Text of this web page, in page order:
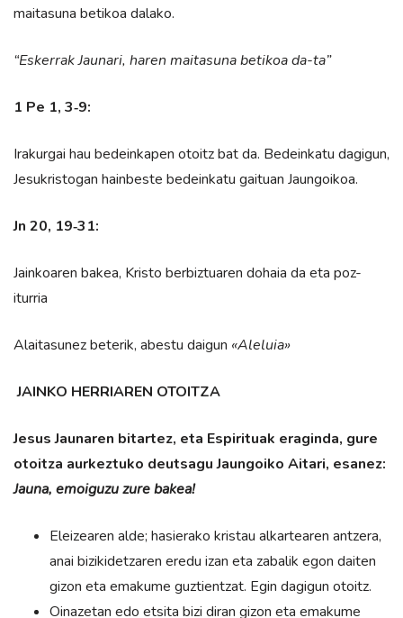
maitasuna betikoa dalako.
“Eskerrak Jaunari, haren maitasuna betikoa da-ta”
1 Pe 1, 3‑9:
Irakurgai hau bedeinkapen otoitz bat da. Bedeinkatu dagigun,
Jesukristogan hainbeste bedeinkatu gaituan Jaungoikoa.
Jn 20, 19‑31:
Jainkoaren bakea, Kristo berbiztuaren dohaia da eta poz-
iturria
Alaitasunez beterik, abestu daigun «Aleluia»
JAINKO HERRIAREN OTOITZA
Jesus Jaunaren bitartez, eta Espirituak eraginda, gure
otoitza aurkeztuko deutsagu Jaungoiko Aitari, esanez:
Jauna, emoiguzu zure bakea!
Eleizearen alde; hasierako kristau alkartearen antzera,
anai bizikidetzaren eredu izan eta zabalik egon daiten
gizon eta emakume guztientzat. Egin dagigun otoitz.
Oinazetan edo etsita bizi diran gizon eta emakume